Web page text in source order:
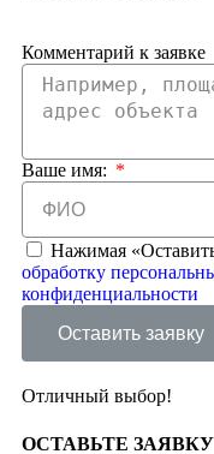
Комментарий к заявке
Ваше имя:
Нажимая
обработку
конфиденциальности
Оставить заявку
Отличный выбор!
ОСТАВЬТЕ ЗАЯВКУ